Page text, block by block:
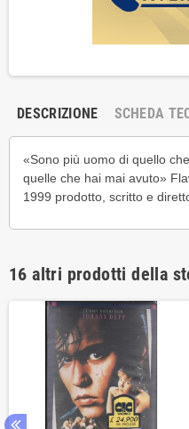
DESCRIZIONE SCHEDA
«Sono più uomo di quello
quelle che hai mai avuto»
1999 prodotto, scritto e
16 altri prodotti della